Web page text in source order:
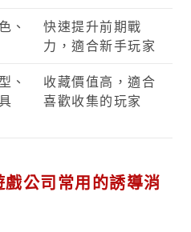
、
快速提升前期戰
力，適合新手玩家
、
收藏價值高，適合
喜歡收集的玩家
公司常用的誘導消